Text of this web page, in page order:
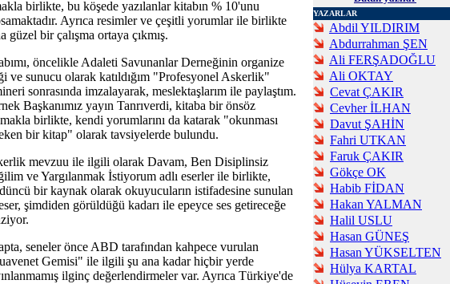
birlikte, bu köşede yazılanlar kitabın % 10'unu
Ayrıca resimler ve çeşitli yorumlar ile birlikte
güzel bir çalışma ortaya çıkmış.
öncelikle Adaleti Savunanlar Derneğinin organize
ve sunucu olarak katıldığım "Profesyonel Askerlik"
sonrasında imzalayarak, meslektaşlarım ile paylaştım.
Başkanımız yayın Tanrıverdi, kitaba bir önsöz
birlikte, kendi yorumlarını da katarak "okunması
bir kitap" olarak tavsiyelerde bulundu.
mevzuu ile ilgili olarak Davam, Ben Disiplinsiz
ve Yargılanmak İstiyorum adlı eserler ile birlikte,
bir kaynak olarak okuyucuların istifadesine sunulan
şimdiden görüldüğü kadarı ile epeyce ses getireceğe
seneler önce ABD tarafından kahpece vurulan
Gemisi" ile ilgili şu ana kadar hiçbir yerde
ilginç değerlendirmeler var. Ayrıca Türkiye'de
YAZARLAR
Abdil YILDIRIM
Abdurrahman ŞEN
Ali FERŞADOĞLU
Ali OKTAY
Cevat ÇAKIR
Cevher İLHAN
Davut ŞAHİN
Fahri UTKAN
Faruk ÇAKIR
Gökçe OK
Habib FİDAN
Hakan YALMAN
Halil USLU
Hasan GÜNEŞ
Hasan YÜKSELTEN
Hülya KARTAL